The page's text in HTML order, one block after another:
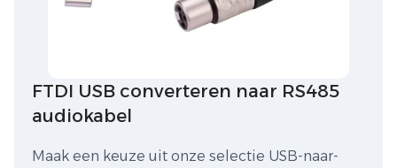
FTDI USB converteren naar RS485
audiokabel
Maak een keuze uit onze selectie USB-naar-